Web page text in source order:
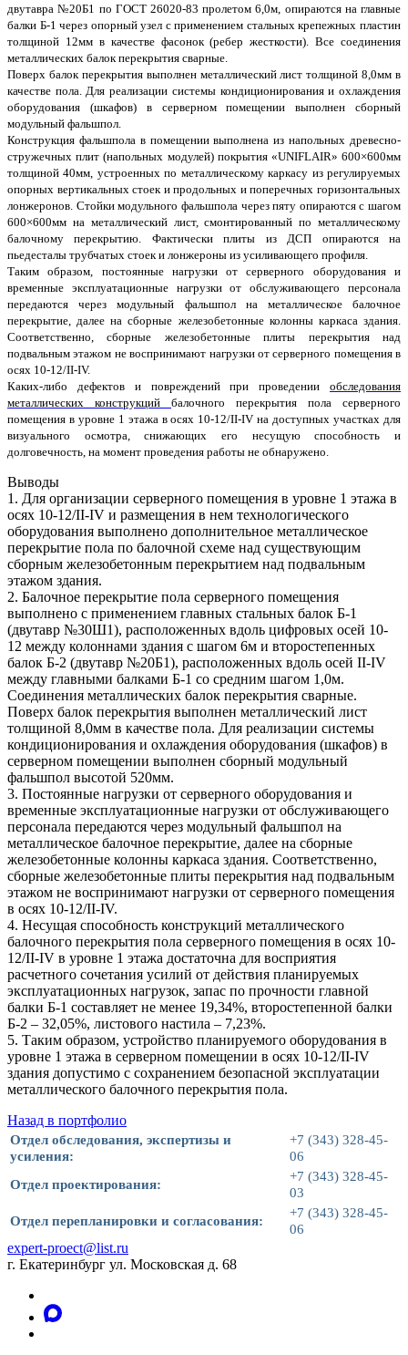
двутавра №20Б1 по ГОСТ 26020-83 пролетом 6,0м, опираются на главные
балки Б-1 через опорный узел с применением стальных крепежных пластин
толщиной 12мм в качестве фасонок (ребер жесткости). Все соединения
металлических балок перекрытия сварные.
Поверх балок перекрытия выполнен металлический лист толщиной 8,0мм в
качестве пола. Для реализации системы кондиционирования и охлаждения
оборудования (шкафов) в серверном помещении выполнен сборный
модульный фальшпол.
Конструкция фальшпола в помещении выполнена из напольных древесно-
стружечных плит (напольных модулей) покрытия «UNIFLAIR» 600×600мм
толщиной 40мм, устроенных по металлическому каркасу из регулируемых
опорных вертикальных стоек и продольных и поперечных горизонтальных
лонжеронов. Стойки модульного фальшпола через пяту опираются с шагом
600×600мм на металлический лист, смонтированный по металлическому
балочному перекрытию. Фактически плиты из ДСП опираются на
пьедесталы трубчатых стоек и лонжероны из усиливающего профиля.
Таким образом, постоянные нагрузки от серверного оборудования и
временные эксплуатационные нагрузки от обслуживающего персонала
передаются через модульный фальшпол на металлическое балочное
перекрытие, далее на сборные железобетонные колонны каркаса здания.
Соответственно, сборные железобетонные плиты перекрытия над
подвальным этажом не воспринимают нагрузки от серверного помещения в
осях 10-12/II-IV.
Каких-либо дефектов и повреждений при проведении обследования
металлических конструкций
балочного перекрытия пола серверного
помещения в уровне 1 этажа в осях 10-12/II-IV на доступных участках для
визуального осмотра, снижающих его несущую способность и
долговечность, на момент проведения работы не обнаружено.
Выводы
1. Для организации серверного помещения в уровне 1 этажа в
осях 10-12/II-IV и размещения в нем технологического
оборудования выполнено дополнительное металлическое
перекрытие пола по балочной схеме над существующим
сборным железобетонным перекрытием над подвальным
этажом здания.
2. Балочное перекрытие пола серверного помещения
выполнено с применением главных стальных балок Б-1
(двутавр №30Ш1), расположенных вдоль цифровых осей 10-
12 между колоннами здания с шагом 6м и второстепенных
балок Б-2 (двутавр №20Б1), расположенных вдоль осей II-IV
между главными балками Б-1 со средним шагом 1,0м.
Соединения металлических балок перекрытия сварные.
Поверх балок перекрытия выполнен металлический лист
толщиной 8,0мм в качестве пола. Для реализации системы
кондиционирования и охлаждения оборудования (шкафов) в
серверном помещении выполнен сборный модульный
фальшпол высотой 520мм.
3. Постоянные нагрузки от серверного оборудования и
временные эксплуатационные нагрузки от обслуживающего
персонала передаются через модульный фальшпол на
металлическое балочное перекрытие, далее на сборные
железобетонные колонны каркаса здания. Соответственно,
сборные железобетонные плиты перекрытия над подвальным
этажом не воспринимают нагрузки от серверного помещения
в осях 10-12/II-IV.
4. Несущая способность конструкций металлического
балочного перекрытия пола серверного помещения в осях 10-
12/II-IV в уровне 1 этажа достаточна для восприятия
расчетного сочетания усилий от действия планируемых
эксплуатационных нагрузок, запас по прочности главной
балки Б-1 составляет не менее 19,34%, второстепенной балки
Б-2 – 32,05%, листового настила – 7,23%.
5. Таким образом, устройство планируемого оборудования в
уровне 1 этажа в серверном помещении в осях 10-12/II-IV
здания допустимо с сохранением безопасной эксплуатации
металлического балочного перекрытия пола.
Назад в портфолио
Отдел обследования, экспертизы и
усиления:
+7 (343) 328-45-
06
Отдел проектирования:
+7 (343) 328-45-
03
Отдел перепланировки и согласования:
+7 (343) 328-45-
06
expert-proect@list.ru
г. Екатеринбург ул. Московская д. 68